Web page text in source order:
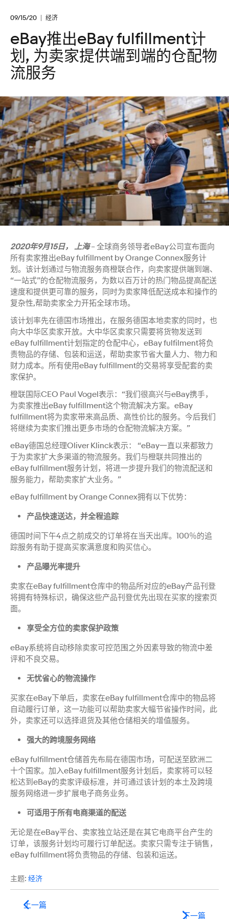
09/15/20 经济
eBay推出eBay fulfillment计
划, 为卖家提供端到端的仓配物
流服务
2020年9月15日， 上海 – 全球商务领导者eBay公司宣布面向
所有卖家推出eBay fulfillment by Orange Connex服务计
划。该计划通过与物流服务商橙联合作，向卖家提供端到端、
“一站式”的仓配物流服务，为数以百万计的热门物品提高配送
速度和提供更可靠的服务，同时为卖家降低配送成本和操作的
复杂性,帮助卖家全力开拓全球市场。
该计划率先在德国市场推出，在服务德国本地卖家的同时，也
向大中华区卖家开放。大中华区卖家只需要将货物发送到
eBay fulfillment计划指定的仓配中心，eBay fulfilment将负
责物品的存储、包装和运送，帮助卖家节省大量人力、物力和
财力成本。所有使用eBay fulfillment的交易将享受配套的卖
家保护。
橙联国际CEO Paul Vogel表示：“我们很高兴与eBay携手，
为卖家推出eBay fulfillment这个物流解决方案。eBay
fulfillment将为卖家带来高品质、高性价比的服务。今后我们
将继续为卖家们推出更多市场的仓配物流解决方案。”
eBay德国总经理Oliver Klinck表示： “eBay一直以来都致力
于为卖家扩大多渠道的物流服务。我们与橙联共同推出的
eBay fulfillment服务计划，将进一步提升我们的物流配送和
服务能力，帮助卖家扩大业务。”
eBay fulfillment by Orange Connex拥有以下优势：
产品快速送达，并全程追踪
德国时间下午4点之前成交的订单将在当天出库。100％的追
踪服务有助于提高买家满意度和购买信心。
产品曝光率提升
卖家在eBay fulfillment仓库中的物品所对应的eBay产品刊登
将拥有特殊标识，确保这些产品刊登优先出现在买家的搜索页
面。
享受全方位的卖家保护政策
eBay系统将自动移除卖家可控范围之外因素导致的物流中差
评和不良交易。
无忧省心的物流操作
买家在eBay下单后，卖家在eBay fulfillment仓库中的物品将
自动履行订单，这一功能可以帮助卖家大幅节省操作时间，此
外，卖家还可以选择退货及其他仓储相关的增值服务。
强大的跨境服务网络
eBay fulfillment仓储首先布局在德国市场，可配送至欧洲二
十个国家。加入eBay fulfillment服务计划后，卖家将可以轻
松达到eBay的卖家评级标准，并可通过该计划的本土及跨境
服务网络进一步扩展电子商务业务。
可适用于所有电商渠道的配送
无论是在eBay平台、卖家独立站还是在其它电商平台产生的
订单，该服务计划均可履行订单配送。卖家只需专注于销售，
eBay fulfillment将负责物品的存储、包装和运送。
主题: 经济
上一篇
下一篇